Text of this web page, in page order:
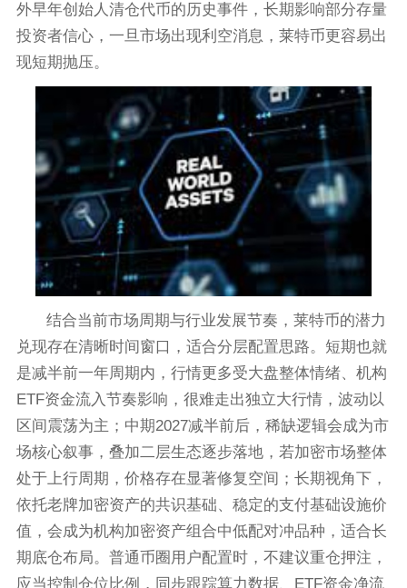
外早年创始人清仓代币的历史事件，长期影响部分存量
投资者信心，一旦市场出现利空消息，莱特币更容易出
现短期抛压。
结合当前市场周期与行业发展节奏，莱特币的潜力
兑现存在清晰时间窗口，适合分层配置思路。短期也就
是减半前一年周期内，行情更多受大盘整体情绪、机构
ETF资金流入节奏影响，很难走出独立大行情，波动以
区间震荡为主；中期2027减半前后，稀缺逻辑会成为市
场核心叙事，叠加二层生态逐步落地，若加密市场整体
处于上行周期，价格存在显著修复空间；长期视角下，
依托老牌加密资产的共识基础、稳定的支付基础设施价
值，会成为机构加密资产组合中低配对冲品种，适合长
期底仓布局。普通币圈用户配置时，不建议重仓押注，
应当控制仓位比例，同步跟踪算力数据、ETF资金净流